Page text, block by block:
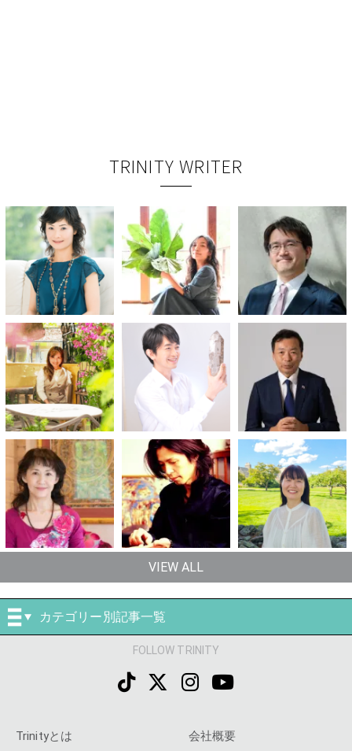
TRINITY WRITER
VIEW ALL
カテゴリー別記事一覧
FOLLOW TRINITY
Trinityとは 会社概要